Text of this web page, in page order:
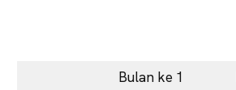
Bulan ke 1